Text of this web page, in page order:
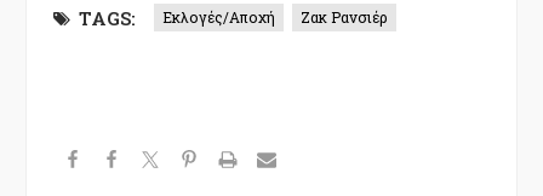
TAGS: Εκλογές/Αποχή Ζακ Ρανσιέρ